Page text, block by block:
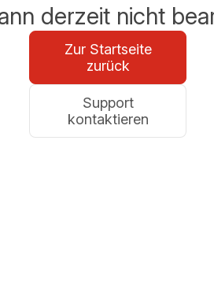
derzeit nicht
Zur Startseite
zurück
Support
kontaktieren